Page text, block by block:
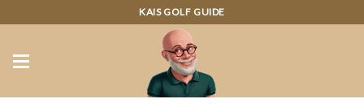
KAIS GOLF GUIDE